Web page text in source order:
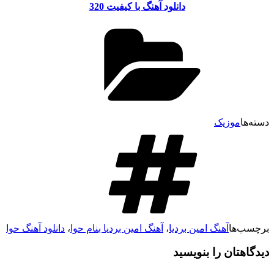
دانلود آهنگ با کیفیت 320
موزیک
آهنگ امین بردیا،آهنگ امین بردیا بنام حوا، دانلود آهنگ حوا
را بنویسید